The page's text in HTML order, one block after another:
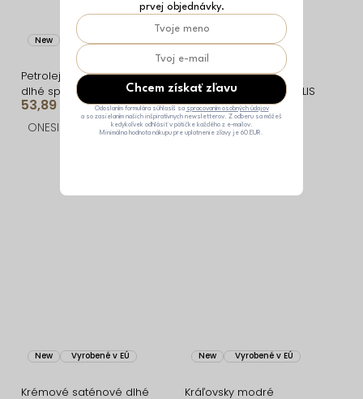
New Vyrobené v EÚ
Petrolejové tvarujúce
dlhé spoločenské šaty
CRUNCHA na jedno
rameno
53,89 €
ONESIZE
Vyrobené v EÚ
Modré saténové dlhé
spoločenské šaty AMELIS
40,49 €
ONESIZE
New Vyrobené v EÚ
Krémové saténové dlhé
New Vyrobené v EÚ
Kráľovsky modré
prvej objednávky.
Chcem získať zľavu
Odoslaním formulára súhlasíš sa spracovaním osobných údajov
a so zasielaním našich inšpiratívnych newsletterov. Z odberu sa môžeš
kedykoľvek odhlásiť v pätičke každého z e-mailov.
Minimálna hodnota nákupu pre uplatnenie zľavy je 60 EUR.